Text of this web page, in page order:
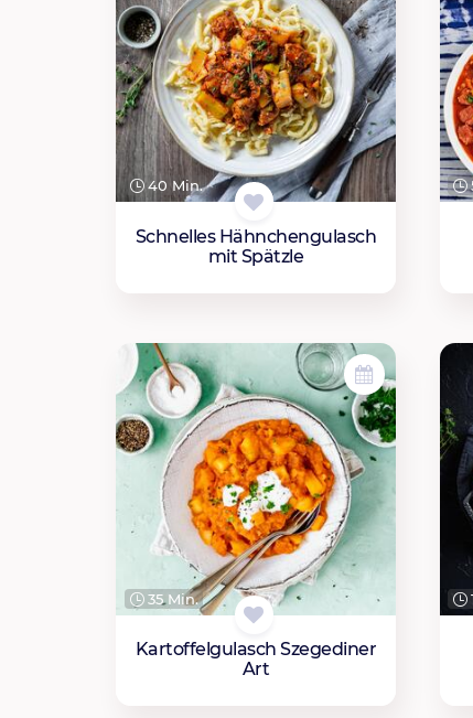
40 Min.
Schnelles Hähnchengulasch
mit Spätzle
35 Min.
Kartoffelgulasch Szegediner
Art